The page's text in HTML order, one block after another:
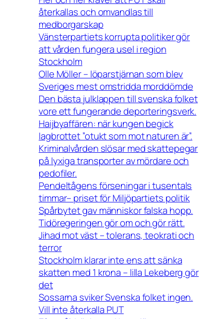
återkallas och omvandlas till
medborgarskap
Vänsterpartiets korrupta politiker gör
att vården fungera usel i region
Stockholm
Olle Möller – löparstjärnan som blev
Sveriges mest omstridda morddömde
Den bästa julklappen till svenska folket
vore ett fungerande deporteringsverk.
Haijbyaffären: när kungen begick
lagbrottet ”otukt som mot naturen är”.
Kriminalvården slösar med skattepegar
på lyxiga transporter av mördare och
pedofiler.
Pendeltågens förseningar i tusentals
timmar– priset för Miljöpartiets politik
Spårbytet gav människor falska hopp.
Tidöregeringen gör om och gör rätt.
Jihad mot väst – tolerans, teokrati och
terror
Stockholm klarar inte ens att sänka
skatten med 1 krona – lilla Lekeberg gör
det
Sossarna sviker Svenska folket ingen.
Vill inte återkalla PUT